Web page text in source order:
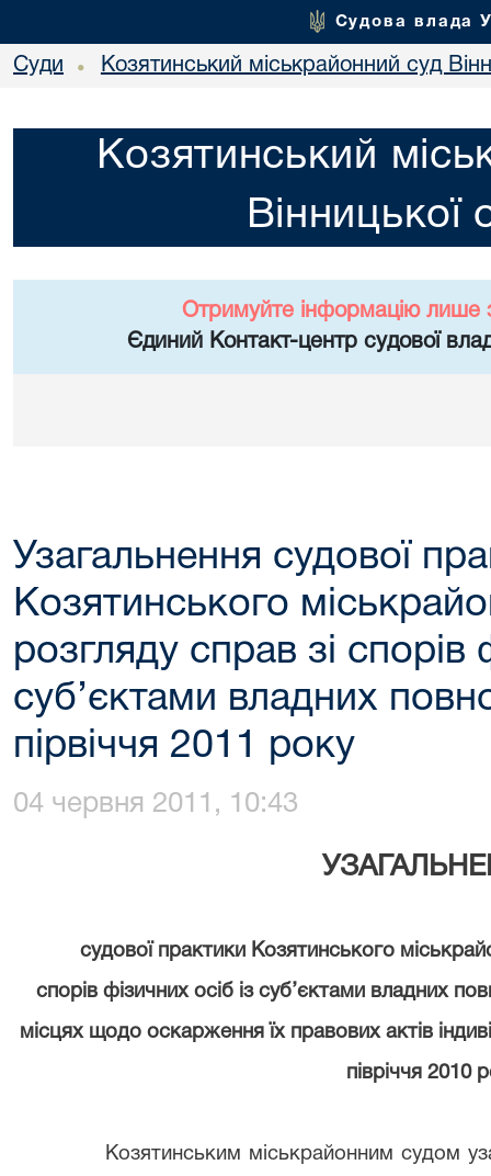
Судова влада
Суди • Козятинський міськрайонний суд
Козятинський
Вінницької
Отримуйте інформацію лише
Єдиний Контакт-центр судової
Узагальнення судової
Козятинського
розгляду справ зі спорів
суб’єктами владних
пірвіччя 2011 року
04 червня 2011, 10:43
судової практики Козятинського
спорів фізичних осіб із суб’єктами владних
місцях щодо оскарження їх правових актів
півріччя 2010
Козятинським міськрайонним судом